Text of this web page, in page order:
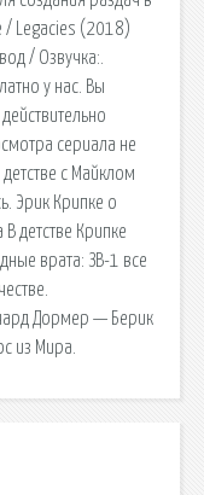
/ Legacies (2018)
/ Озвучка:.
у нас. Вы
сериала не
с Майклом
Эрик Крипке о
детстве Крипке
врата: ЗВ-1 все
Дормер — Берик
из Мира.